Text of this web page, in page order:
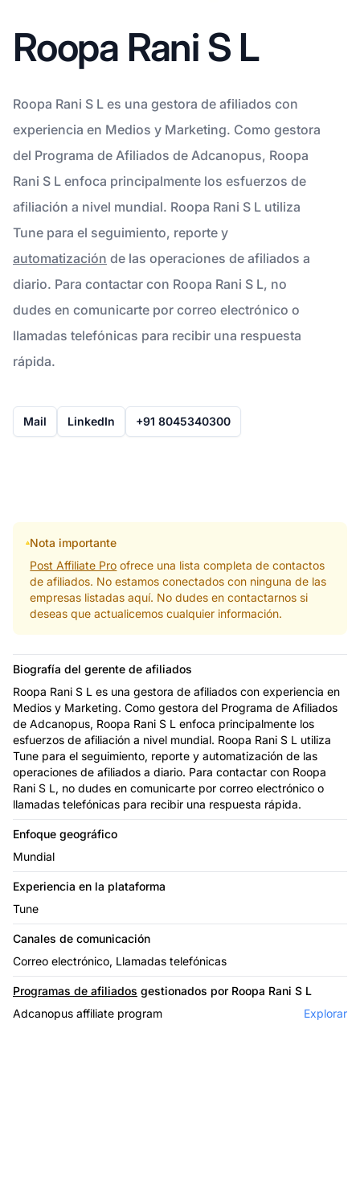
Roopa Rani S L
Roopa Rani S L es una gestora de afiliados con
experiencia en Medios y Marketing. Como gestora
del Programa de Afiliados de Adcanopus, Roopa
Rani S L enfoca principalmente los esfuerzos de
afiliación a nivel mundial. Roopa Rani S L utiliza
Tune para el seguimiento, reporte y
automatización de las operaciones de afiliados a
diario. Para contactar con Roopa Rani S L, no
dudes en comunicarte por correo electrónico o
llamadas telefónicas para recibir una respuesta
rápida.
Mail LinkedIn +91 8045340300
Nota importante
Post Affiliate Pro ofrece una lista completa de contactos
de afiliados. No estamos conectados con ninguna de las
empresas listadas aquí. No dudes en contactarnos si
deseas que actualicemos cualquier información.
Biografía del gerente de afiliados
Roopa Rani S L es una gestora de afiliados con experiencia en
Medios y Marketing. Como gestora del Programa de Afiliados
de Adcanopus, Roopa Rani S L enfoca principalmente los
esfuerzos de afiliación a nivel mundial. Roopa Rani S L utiliza
Tune para el seguimiento, reporte y automatización de las
operaciones de afiliados a diario. Para contactar con Roopa
Rani S L, no dudes en comunicarte por correo electrónico o
llamadas telefónicas para recibir una respuesta rápida.
Enfoque geográfico
Mundial
Experiencia en la plataforma
Tune
Canales de comunicación
Correo electrónico, Llamadas telefónicas
Programas de afiliados gestionados por Roopa Rani S L
Adcanopus affiliate program
Explorar